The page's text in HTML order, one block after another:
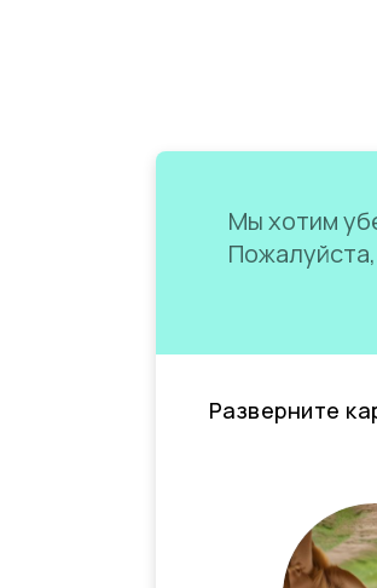
Мы хотим
Разверните